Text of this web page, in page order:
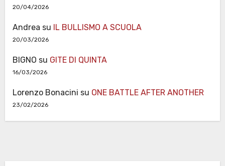
20/04/2026
Andrea su IL BULLISMO A SCUOLA
20/03/2026
BIGNO su GITE DI QUINTA
16/03/2026
Lorenzo Bonacini su ONE BATTLE AFTER ANOTHER
23/02/2026